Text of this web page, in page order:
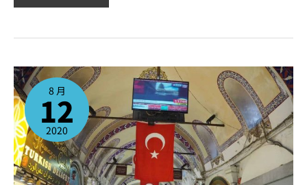
8 月
12
2020
關
於
參
北
藝
穗
節
二
三
事！
為
什
麼
要